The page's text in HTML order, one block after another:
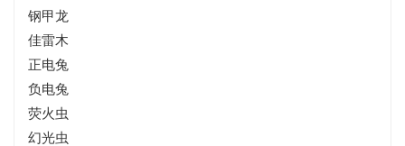
钢甲龙
佳雷木
正电兔
负电兔
荧火虫
幻光虫